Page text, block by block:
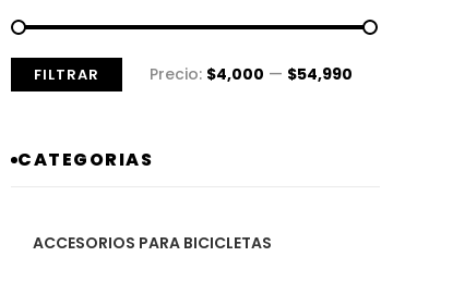
FILTRAR Precio: $4,000 — $54,990
CATEGORIAS
ACCESORIOS PARA BICICLETAS